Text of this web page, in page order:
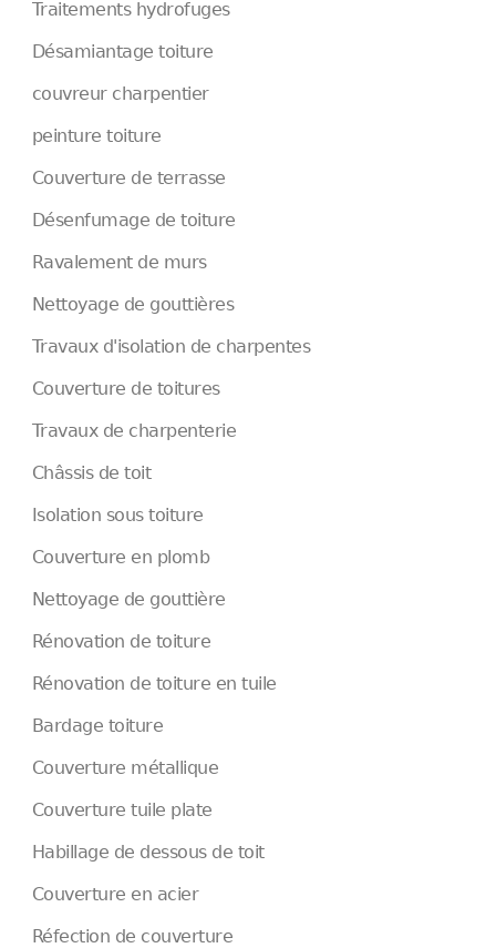
Traitements hydrofuges
Désamiantage toiture
couvreur charpentier
peinture toiture
Couverture de terrasse
Désenfumage de toiture
Ravalement de murs
Nettoyage de gouttières
Travaux d'isolation de charpentes
Couverture de toitures
Travaux de charpenterie
Châssis de toit
Isolation sous toiture
Couverture en plomb
Nettoyage de gouttière
Rénovation de toiture
Rénovation de toiture en tuile
Bardage toiture
Couverture métallique
Couverture tuile plate
Habillage de dessous de toit
Couverture en acier
Réfection de couverture